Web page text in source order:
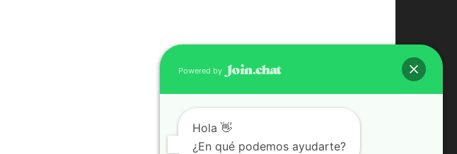
Powered by
Hola 👋
¿En qué podemos ayudarte?